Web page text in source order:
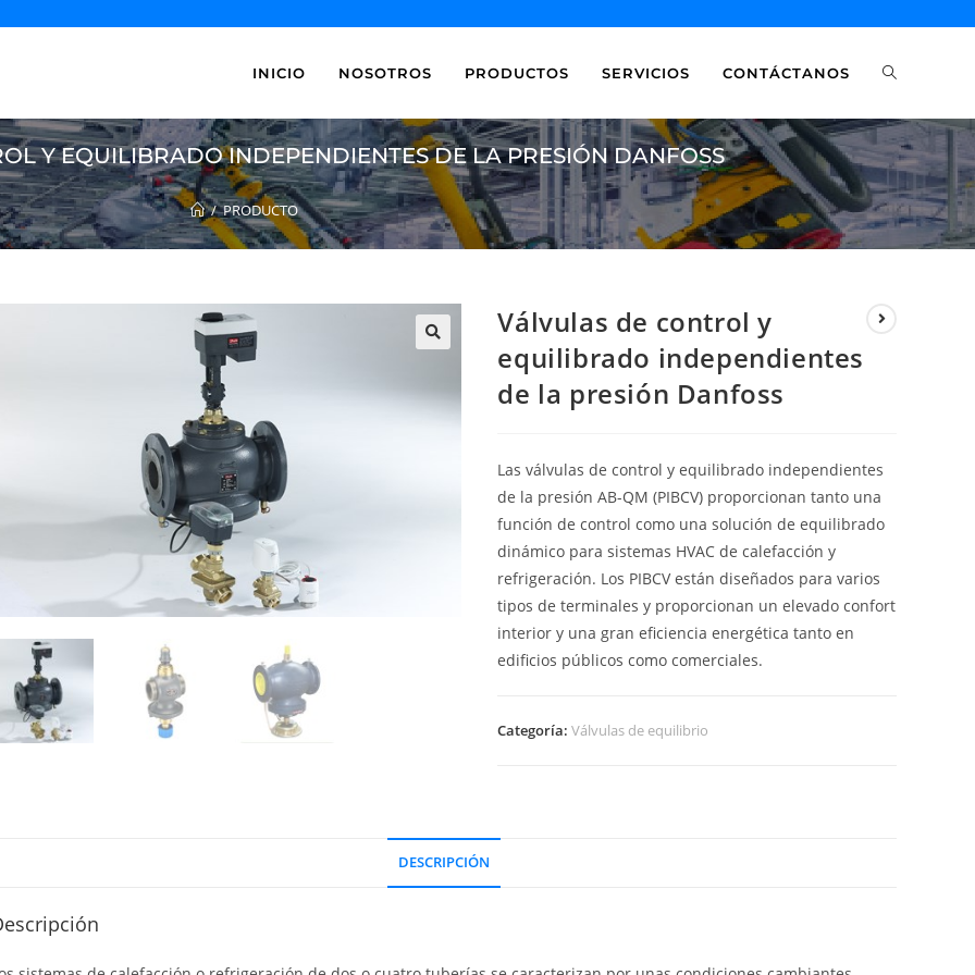
INICIO NOSOTROS PRODUCTOS SERVICIOS CONTÁCTANOS
Y EQUILIBRADO INDEPENDIENTES DE LA PRESIÓN DANFOSS
/ PRODUCTO
Válvulas de control y
equilibrado independientes
de la presión Danfoss
Las válvulas de control y equilibrado independientes
de la presión AB-QM (PIBCV) proporcionan tanto una
función de control como una solución de equilibrado
dinámico para sistemas HVAC de calefacción y
refrigeración. Los PIBCV están diseñados para varios
tipos de terminales y proporcionan un elevado confort
interior y una gran eficiencia energética tanto en
edificios públicos como comerciales.
Categoría:Válvulas de equilibrio
DESCRIPCIÓN